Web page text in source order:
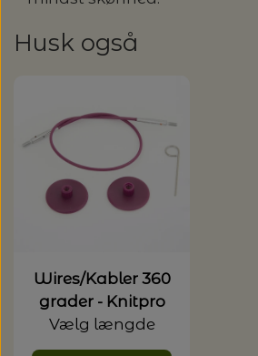
Husk også
Wires/Kabler 360
grader - Knitpro
Vælg længde